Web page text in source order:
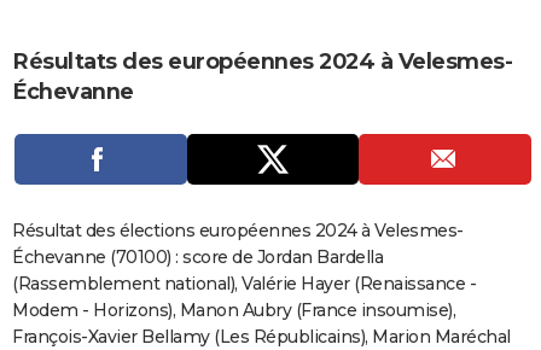
Carte de Noël
Carte Bonne année
Carte Saint-Valentin
Carte Pâques
Carte d'anniversaire
DICTIONNAIRE
COPAINS D'AVANT
AVIS DE DÉCÈS
FORUM
Bricolage
Lifestyle
Culture
Sport
Auto
Television
Voyage
Cinema
Résultats des européennes 2024 à Velesmes-
Échevanne
Résultat des élections européennes 2024 à Velesmes-
Échevanne (70100) : score de Jordan Bardella
(Rassemblement national), Valérie Hayer (Renaissance -
Modem - Horizons), Manon Aubry (France insoumise),
François-Xavier Bellamy (Les Républicains), Marion Maréchal